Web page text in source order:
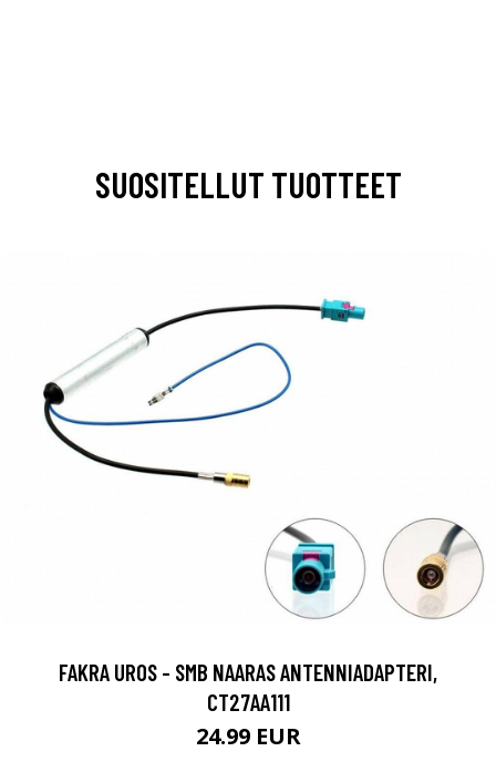
SUOSITELLUT TUOTTEET
FAKRA UROS - SMB NAARAS ANTENNIADAPTERI,
CT27AA111
24.99 EUR